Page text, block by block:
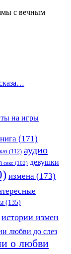
с вечным
(171)
(112) аудио
секс (102) девушки
измена (173)
(135)
истории измен
любви до слез
о любви